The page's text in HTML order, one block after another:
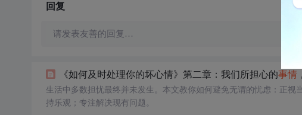
回复
请发表友善的回复…
《如何及时处理你的坏心情》第二章：我们所担心的事情 ，
生活中多数担忧最终并未发生。本文教你如何避免无谓的忧虑：正
持乐观；专注解决现有问题。